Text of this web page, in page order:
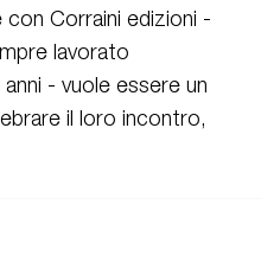
Corraini edizioni -
lavorato
- vuole essere un
il loro incontro,